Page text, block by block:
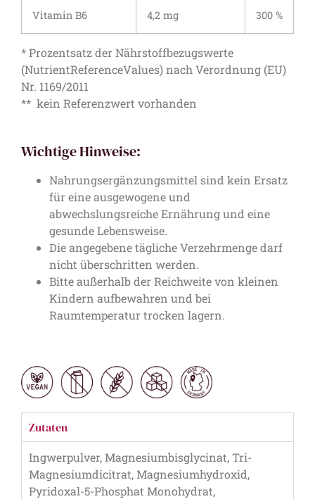
Vitamin B6 4,2 mg 300 %
* Prozentsatz der Nährstoffbezugswerte
(NutrientReferenceValues) nach Verordnung (EU)
Nr. 1169/2011
** kein Referenzwert vorhanden
Wichtige Hinweise:
Nahrungsergänzungsmittel sind kein Ersatz
für eine ausgewogene und
abwechslungsreiche Ernährung und eine
gesunde Lebensweise.
Die angegebene tägliche Verzehrmenge darf
nicht überschritten werden.
Bitte außerhalb der Reichweite von kleinen
Kindern aufbewahren und bei
Raumtemperatur trocken lagern.
Zutaten
Ingwerpulver, Magnesiumbisglycinat, Tri-
Magnesiumdicitrat, Magnesiumhydroxid,
Pyridoxal-5-Phosphat Monohydrat,